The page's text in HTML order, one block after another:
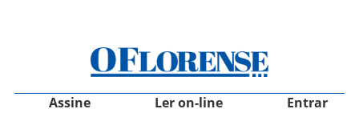
Assine Ler on-line Entrar